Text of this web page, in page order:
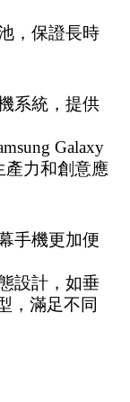
，保證長時
系統，提供
Galaxy
產力和創意應
手機更加便
設計，如垂
，滿足不同